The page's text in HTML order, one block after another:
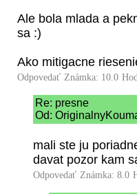
Ale bola mlada a
sa :)
Ako mitigacne
Odpovedať Známka: 10.0
Re: presne
Od:
mali ste ju
davat pozor kam
Odpovedať Známka: 8.0